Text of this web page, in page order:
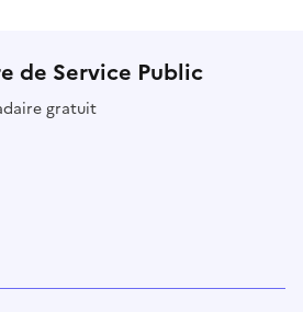
de Service Public
gratuit